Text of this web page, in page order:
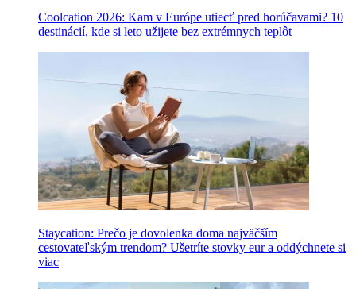
Coolcation 2026: Kam v Európe utiecť pred horúčavami? 10
destinácií, kde si leto užijete bez extrémnych teplôt
Staycation: Prečo je dovolenka doma najväčším
cestovateľským trendom? Ušetríte stovky eur a oddýchnete si
viac